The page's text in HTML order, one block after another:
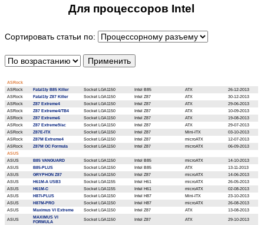
Для процессоров Intel
Сортировать статьи по:
ASRock
ASRock
Fatal1ty B85 Killer Socket LGA1150 Intel B85 ATX
26-12-2013
ASRock
Fatal1ty Z87 Killer Socket LGA1150 Intel Z87 ATX
30-12-2013
ASRock
Z87 Extreme4 Socket LGA1150 Intel Z87 ATX
29-06-2013
ASRock
Z87 Extreme4/TB4 Socket LGA1150 Intel Z87 ATX
10-09-2013
ASRock
Z87 Extreme6 Socket LGA1150 Intel Z87 ATX
19-08-2013
ASRock
Z87 Extreme9/ac Socket LGA1150 Intel Z87 ATX
29-07-2013
ASRock
Z87E-ITX Socket LGA1150 Intel Z87 Mini-ITX
03-10-2013
ASRock
Z87M Extreme4 Socket LGA1150 Intel Z87 microATX
12-07-2013
ASRock
Z87M OC Formula Socket LGA1150 Intel Z87 microATX
06-09-2013
ASUS
ASUS
B85 VANGUARD Socket LGA1150 Intel B85 microATX
14-10-2013
ASUS
B85-PLUS Socket LGA1150 Intel B85 ATX
13-11-2013
ASUS
GRYPHON Z87 Socket LGA1150 Intel Z87 microATX
14-06-2013
ASUS
H61M-A USB3 Socket LGA1155 Intel H61 microATX
26-05-2013
ASUS
H61M-C Socket LGA1155 Intel H61 microATX
02-08-2013
ASUS
H87I-PLUS Socket LGA1150 Intel H87 Mini-ITX
23-10-2013
ASUS
H87M-PRO Socket LGA1150 Intel H87 microATX
26-08-2013
ASUS
Maximus VI Extreme Socket LGA1150 Intel Z87 ATX
13-08-2013
ASUS
MAXIMUS VI
FORMULA
Socket LGA1150 Intel Z87 ATX
29-10-2013